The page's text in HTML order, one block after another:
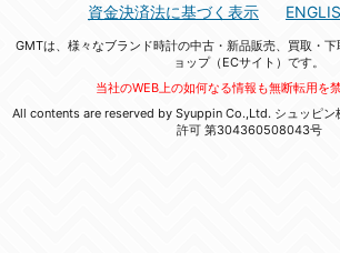
資金決済法に基づく表示
GMTは、様々なブランド時計の中古・新品販売、買取・
ョップ（ECサイト）です。
当社のWEB上の如何なる情報も無断転用を禁
All contents are reserved by Syuppin Co.,Ltd. シュッピン
許可 第304360508043号